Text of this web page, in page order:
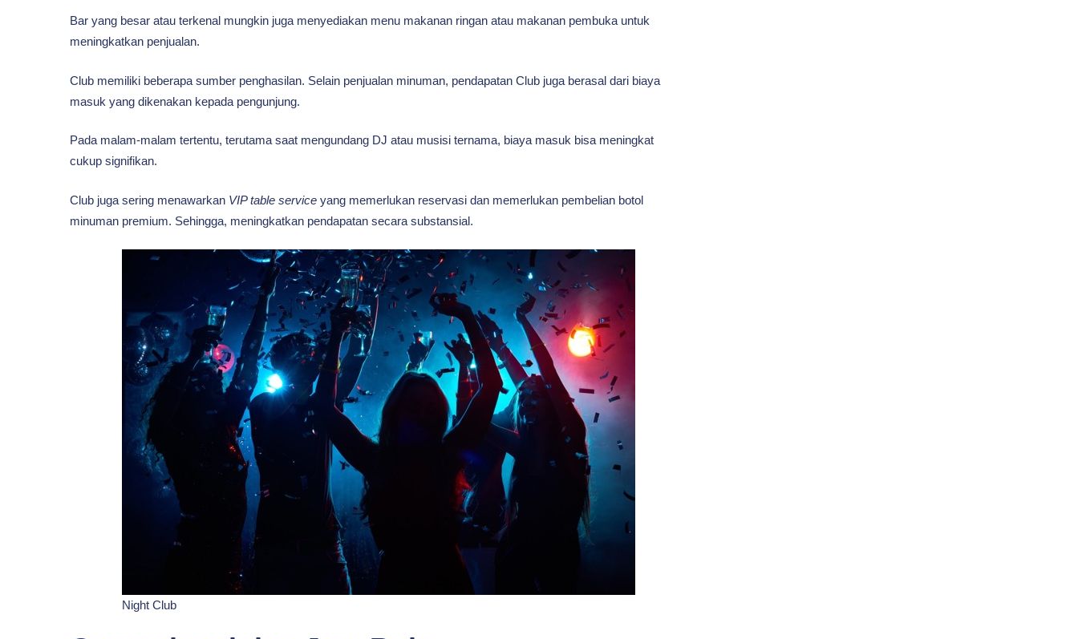
Bar yang besar atau terkenal mungkin juga menyediakan menu makanan ringan atau makanan pembuka untuk
meningkatkan penjualan.
Club memiliki beberapa sumber penghasilan. Selain penjualan minuman, pendapatan Club juga berasal dari biaya
masuk yang dikenakan kepada pengunjung.
Pada malam-malam tertentu, terutama saat mengundang DJ atau musisi ternama, biaya masuk bisa meningkat
cukup signifikan.
Club juga sering menawarkan VIP table service yang memerlukan reservasi dan memerlukan pembelian botol
minuman premium. Sehingga, meningkatkan pendapatan secara substansial.
Night Club